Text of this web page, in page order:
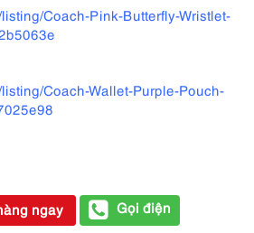
Coach-Pink-Butterfly-Wristlet-
Coach-Wallet-Purple-Pouch-
ngay Gọi điện